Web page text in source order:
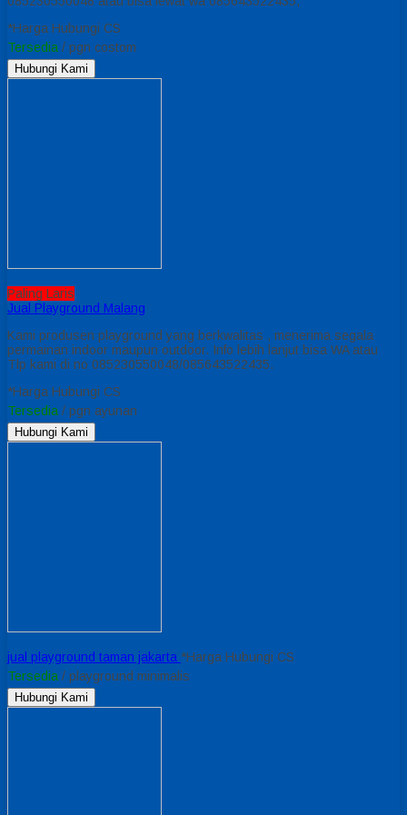
*Harga Hubungi CS
Tersedia / pgn costom
Hubungi Kami
Paling Laris
Jual Playground Malang
Kami produsen playground yang berkwalitas , menerima segala
permainan indoor maupun outdoor. Info lebih lanjut bisa WA atau
Tlp kami di no 085230550048/085643522435.
*Harga Hubungi CS
Tersedia / pgn ayunan
Hubungi Kami
jual playground taman jakarta *Harga Hubungi CS
Tersedia / playground minimalis
Hubungi Kami